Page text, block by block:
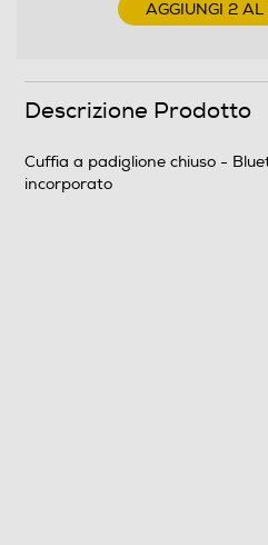
AGGIUNGI 2 AL
Descrizione Prodotto
Cuffia a padiglione chiuso -
incorporato